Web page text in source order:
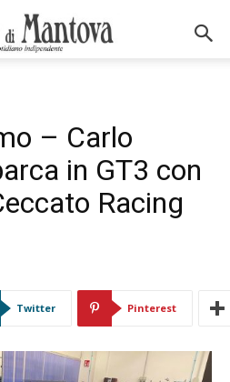
– Carlo
in GT3 con
Racing
Twitter Pinterest